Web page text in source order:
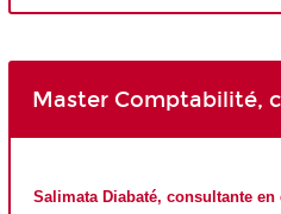
Master Comptabilité,
Salimata Diabaté, consultante